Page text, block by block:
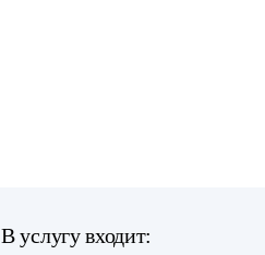
В услугу входит: